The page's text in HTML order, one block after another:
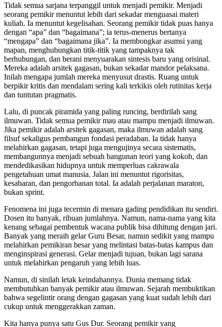
Tidak semua sarjana terpanggil untuk menjadi pemikir. Menjadi
seorang pemikir menuntut lebih dari sekadar menguasai materi
kuliah. Ia menuntut kegelisahan. Seorang pemikir tidak puas hanya
dengan “apa” dan “bagaimana”; ia terus-menerus bertanya
“mengapa” dan “bagaimana jika”. Ia membongkar asumsi yang
mapan, menghubungkan titik-titik yang tampaknya tak
berhubungan, dan berani menyuarakan sintesis baru yang orisinal.
Mereka adalah arsitek gagasan, bukan sekadar mandor pelaksana.
Inilah mengapa jumlah mereka menyusut drastis. Ruang untuk
berpikir kritis dan mendalam sering kali terkikis oleh rutinitas kerja
dan tuntutan pragmatis.
Lalu, di puncak piramida yang paling runcing, berdirilah sang
ilmuwan. Tidak semua pemikir mau atau mampu menjadi ilmuwan.
Jika pemikir adalah arsitek gagasan, maka ilmuwan adalah sang
filsuf sekaligus pembangun fondasi peradaban. Ia tidak hanya
melahirkan gagasan, tetapi juga mengujinya secara sistematis,
membangunnya menjadi sebuah bangunan teori yang kokoh, dan
mendedikasikan hidupnya untuk memperluas cakrawala
pengetahuan umat manusia. Jalan ini menuntut rigorisitas,
kesabaran, dan pengorbanan total. Ia adalah perjalanan maraton,
bukan sprint.
Fenomena ini juga tecermin di menara gading pendidikan itu sendiri.
Dosen itu banyak, ribuan jumlahnya. Namun, nama-nama yang kita
kenang sebagai pembentuk wacana publik bisa dihitung dengan jari.
Banyak yang meraih gelar Guru Besar, namun sedikit yang mampu
melahirkan pemikiran besar yang melintasi batas-batas kampus dan
menginspirasi generasi. Gelar menjadi tujuan, bukan lagi sarana
untuk melahirkan pengaruh yang lebih luas.
Namun, di sinilah letak keindahannya. Dunia memang tidak
membutuhkan banyak pemikir atau ilmuwan. Sejarah membuktikan
bahwa segelintir orang dengan gagasan yang kuat sudah lebih dari
cukup untuk menggerakkan zaman.
Kita hanya punya satu Gus Dur. Seorang pemikir yang